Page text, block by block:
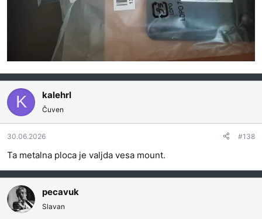
K kalehrl
Čuven
30.06.2026 #138
Ta metalna ploca je valjda vesa mount.
pecavuk
Slavan